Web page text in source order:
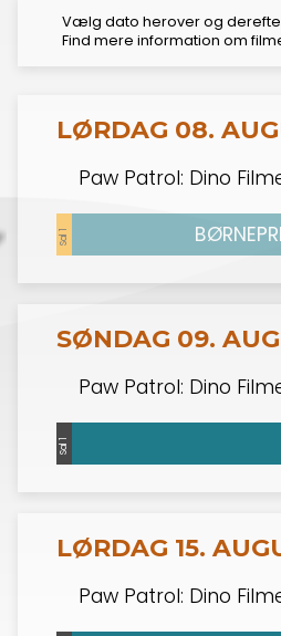
Vælg dato herover og
Find mere information om
LØRDAG 08.
Paw Patrol: Dino
Sal 1
SØNDAG 09.
Paw Patrol: Dino
Sal 1
LØRDAG 15.
Paw Patrol: Dino